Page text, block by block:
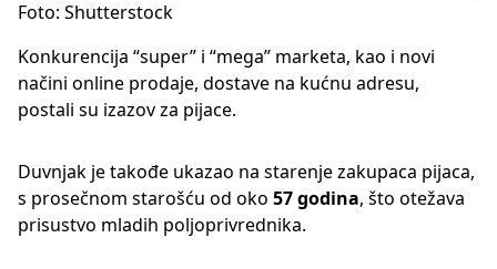
Foto: Shutterstock
Konkurencija “super” i “mega” marketa, kao i novi
načini online prodaje, dostave na kućnu adresu,
postali su izazov za pijace.
Duvnjak je takođe ukazao na starenje zakupaca pijaca,
s prosečnom starošću od oko 57 godina, što otežava
prisustvo mladih poljoprivrednika.